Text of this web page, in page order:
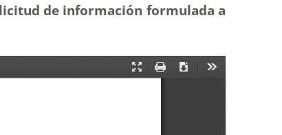
de información formulada a